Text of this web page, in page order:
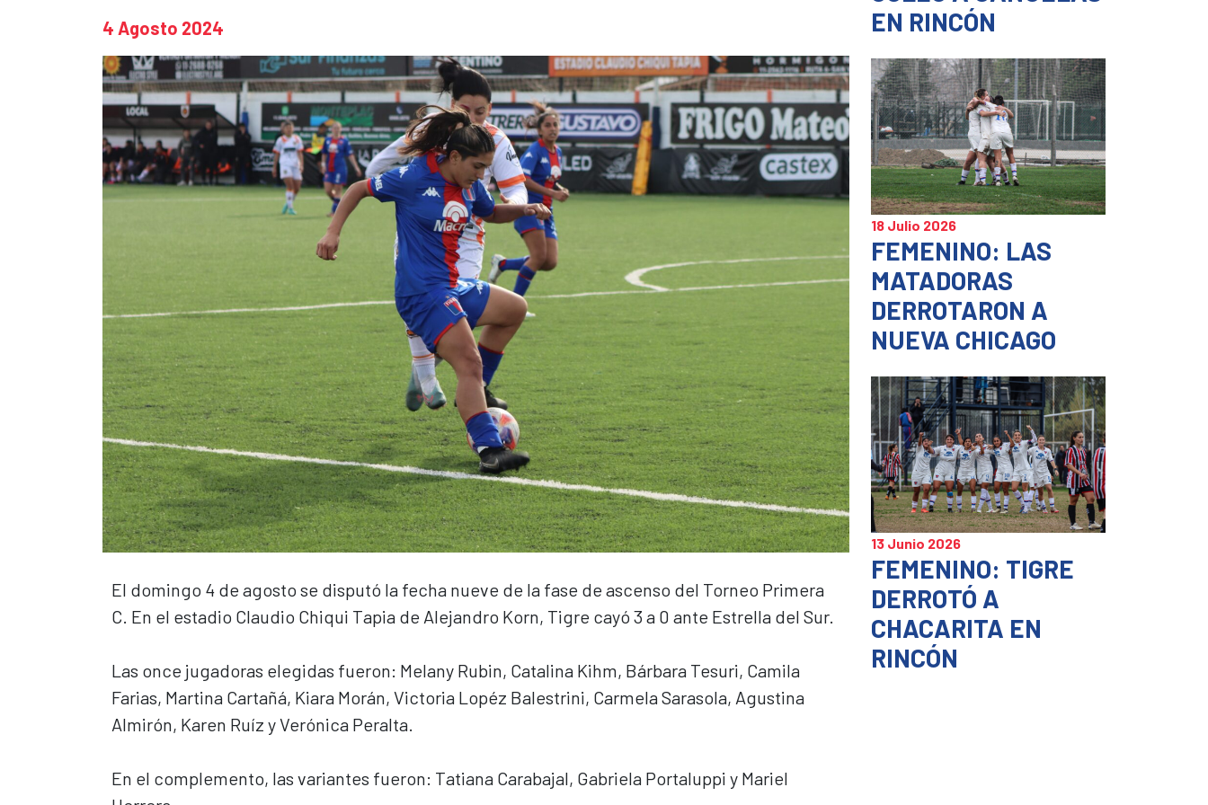
4 Agosto 2024
El domingo 4 de agosto se disputó la fecha nueve de la fase de ascenso del Torneo Primera
C. En el estadio Claudio Chiqui Tapia de Alejandro Korn, Tigre cayó 3 a 0 ante Estrella del Sur.
Las once jugadoras elegidas fueron: Melany Rubin, Catalina Kihm, Bárbara Tesuri, Camila
Farias, Martina Cartañá, Kiara Morán, Victoria Lopéz Balestrini, Carmela Sarasola, Agustina
Almirón, Karen Ruíz y Verónica Peralta.
En el complemento, las variantes fueron: Tatiana Carabajal, Gabriela Portaluppi y Mariel
EN RINCÓN
18 Julio 2026
FEMENINO: LAS
MATADORAS
DERROTARON A
NUEVA CHICAGO
13 Junio 2026
FEMENINO: TIGRE
DERROTÓ A
CHACARITA EN
RINCÓN